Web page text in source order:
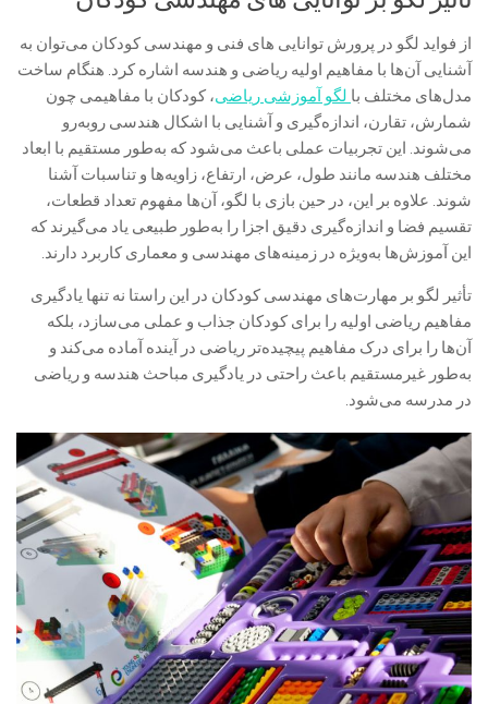
از فواید لگو در پرورش توانایی های فنی و مهندسی کودکان می‌توان به
آشنایی آن‌ها با مفاهیم اولیه ریاضی و هندسه اشاره کرد. هنگام ساخت
مدل‌های مختلف با لگو آموزشی ریاضی، کودکان با مفاهیمی چون
شمارش، تقارن، اندازه‌گیری و آشنایی با اشکال هندسی روبه‌رو
می‌شوند. این تجربیات عملی باعث می‌شود که به‌طور مستقیم با ابعاد
مختلف هندسه مانند طول، عرض، ارتفاع، زاویه‌ها و تناسبات آشنا
شوند. علاوه بر این، در حین بازی با لگو، آن‌ها مفهوم تعداد قطعات،
تقسیم فضا و اندازه‌گیری دقیق اجزا را به‌طور طبیعی یاد می‌گیرند که
این آموزش‌ها به‌ویژه در زمینه‌های مهندسی و معماری کاربرد دارند.
تأثیر لگو بر مهارت‌های مهندسی کودکان در این راستا نه تنها یادگیری
مفاهیم ریاضی اولیه را برای کودکان جذاب و عملی می‌سازد، بلکه
آن‌ها را برای درک مفاهیم پیچیده‌تر ریاضی در آینده آماده می‌کند و
به‌طور غیرمستقیم باعث راحتی در یادگیری مباحث هندسه و ریاضی
در مدرسه می‌شود.